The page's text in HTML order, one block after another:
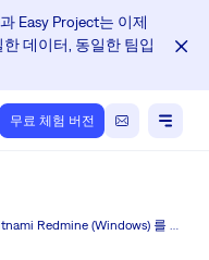
Easy Project는 이제
데이터, 동일한 팀입
무료 체험 버전
Bitnami Redmine (Windows) 를 Easy Redmine으로 업그레이드 하기